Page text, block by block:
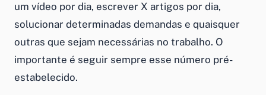
um vídeo por dia, escrever X artigos por dia,
solucionar determinadas demandas e quaisquer
outras que sejam necessárias no trabalho. O
importante é seguir sempre esse número pré-
estabelecido.